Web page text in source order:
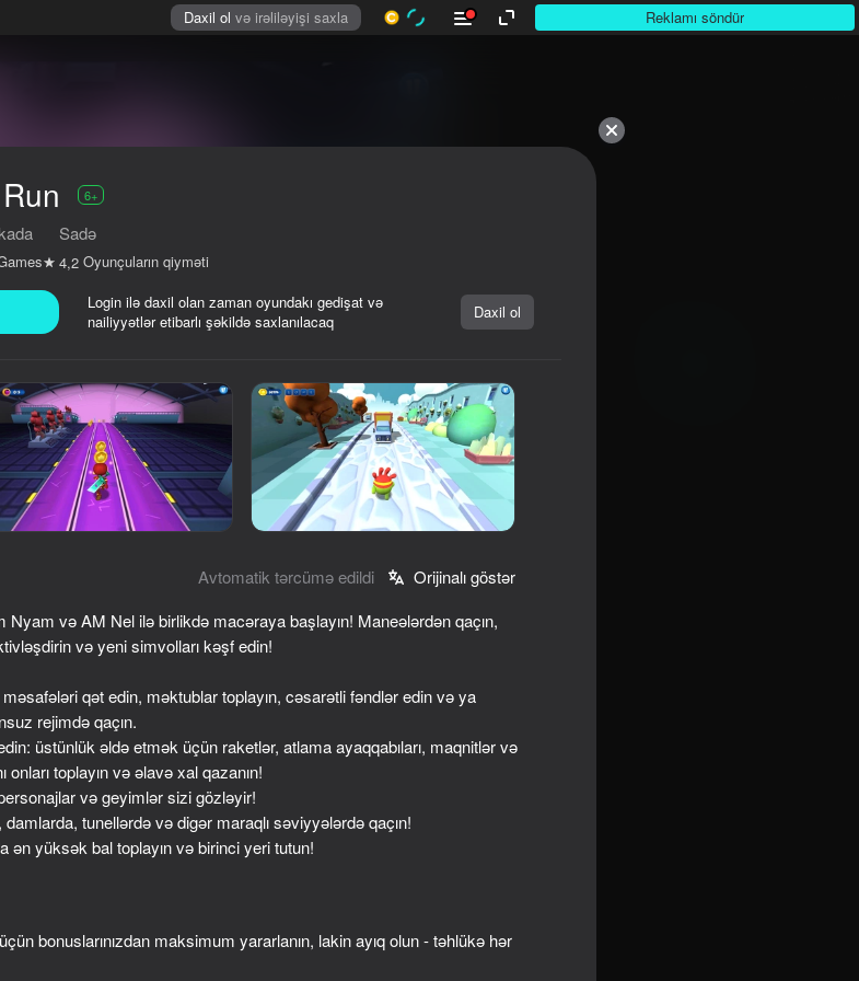
Daxil ol və irəliləyişi saxla Reklamı söndür
16+
Ragdoll Masters
76
Guess Their Answer
70
6+
Sadə
4,2 Oyunçuların qiyməti
Login ilə daxil olan zaman oyundakı gedişat və
nailiyyətlər etibarlı şəkildə saxlanılacaq
Daxil ol
Avtomatik tərcümə edildi
Orijinalı göstər
və AM Nel ilə birlikdə macəraya başlayın! Maneələrdən qaçın,
və yeni simvolları kəşf edin!
qət edin, məktublar toplayın, cəsarətli fəndlər edin və ya
rejimdə qaçın.
üstünlük əldə etmək üçün raketlər, atlama ayaqqabıları, maqnitlər və
toplayın və əlavə xal qazanın!
və geyimlər sizi gözləyir!
tunellərdə və digər maraqlı səviyyələrdə qaçın!
ən yüksək bal toplayın və birinci yeri tutun!
bonuslarınızdan maksimum yararlanın, lakin ayıq olun - təhlükə hər